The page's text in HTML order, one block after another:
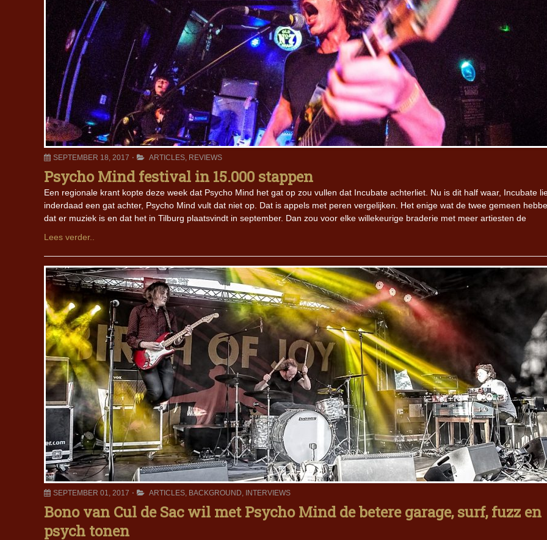
SEPTEMBER 18, 2017 ARTICLES, REVIEWS
Psycho Mind festival in 15.000 stappen
Een regionale krant kopte deze week dat Psycho Mind het gat op zou vullen dat Incubate achterliet. Nu is dit half waar, Incubate
inderdaad een gat achter, Psycho Mind vult dat niet op. Dat is appels met peren vergelijken. Het enige wat de twee gemeen
dat er muziek is en dat het in Tilburg plaatsvindt in september. Dan zou voor elke willekeurige braderie met meer artiesten de
Lees verder..
SEPTEMBER 01, 2017 ARTICLES, BACKGROUND, INTERVIEWS
Bono van Cul de Sac wil met Psycho Mind de betere garage, surf, fuzz en
psych tonen